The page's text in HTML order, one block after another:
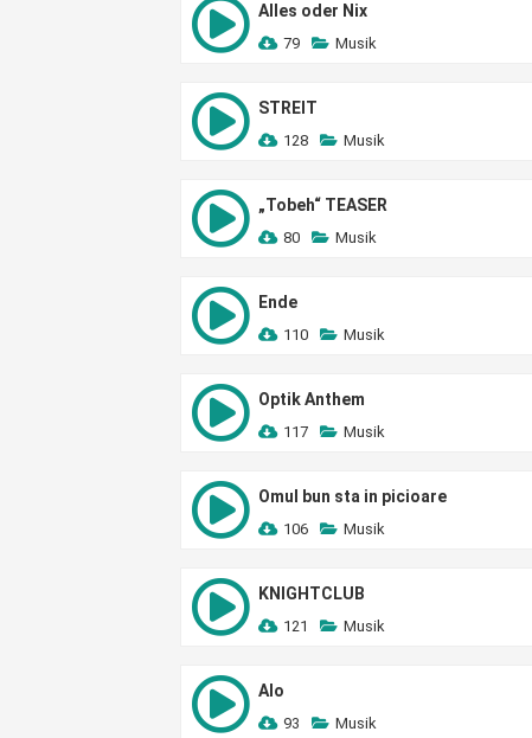
Alles oder Nix
79 Musik
STREIT
128 Musik
„Tobeh“ TEASER
80 Musik
Ende
110 Musik
Optik Anthem
117 Musik
Omul bun sta in picioare
106 Musik
KNIGHTCLUB
121 Musik
Alo
93 Musik